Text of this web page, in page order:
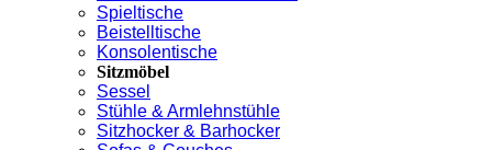
Spieltische
Beistelltische
Konsolentische
Sitzmöbel
Sessel
Stühle & Armlehnstühle
Sitzhocker & Barhocker